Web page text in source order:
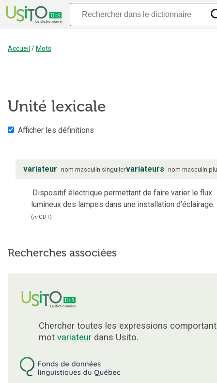
Accueil / Mots
Unité lexicale
Afficher les définitions
variateur nom masculin singuliervariateurs nom masculin
Dispositif électrique permettant de faire varier le flux
lumineux des lampes dans une installation d’éclairage.
(inGDT)
Recherches associées
Chercher toutes les expressions
mot variateur dans Usito.